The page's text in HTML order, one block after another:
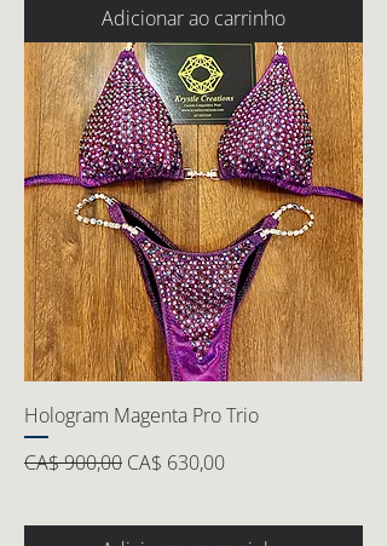
Adicionar ao carrinho
Hologram Magenta Pro Trio
Preço normal
CA$ 900,00 Preço promocional
CA$ 630,00